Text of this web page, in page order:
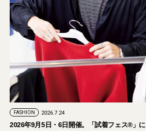
FASHION 2026.7.24
2026年9月5日・6日開催。「試着フェス®︎」に